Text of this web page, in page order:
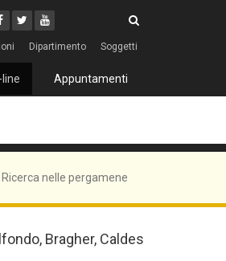
Facebook
Twitter
Youtube
Dipartimento Soggetti
Appuntamenti
Ricerca nelle pergamene
Bragher, Caldes